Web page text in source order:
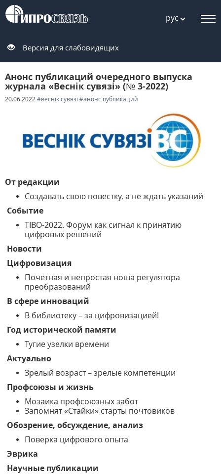
рус
Версия для слабовидящих
Анонс публикаций очередного выпуска
журнала «Веснiк сувязi» (№ 3-2022)
20.06.2022#веснік сувязі #анонс публикаций
От редакции
Создавать свою повестку, а не ждать указаний
Событие
TIBO-2022. Форум как сигнал к принятию
цифровых решений
Новости
Цифровизация
Почетная и непростая ноша регулятора
преобразований
В сфере инноваций
В библиотеку – за цифровизацией!
Год исторической памяти
Тугие узелки времени
Актуально
Зрелый возраст – зрелые компетенции
Профсоюзы и жизнь
Мозаика профсоюзных забот
Запомнят «Стайки» старты почтовиков
Обозрение, обсуждение, анализ
Поверка цифрового опыта
Эврика
Научные публикации